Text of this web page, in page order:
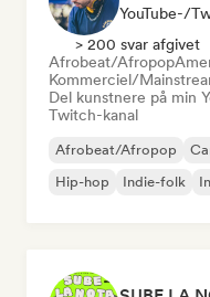
YouTube-/
> 200 svar afgivet
Afrobeat/Afropop
Kommerciel/
Del kunstnere på min
Twitch-kanal
Afrobeat/Afropop
Hip-hop
Indie-folk